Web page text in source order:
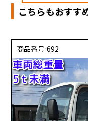
こちらもおすす
商品番号:692